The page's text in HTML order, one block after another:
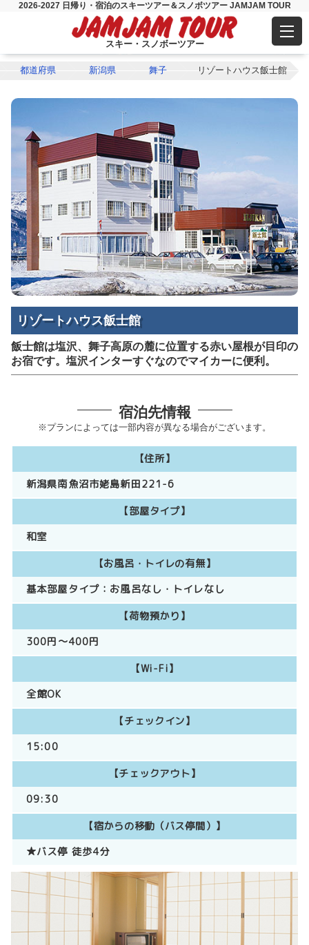
2026-2027 日帰り・宿泊のスキーツアー＆スノボツアー JAMJAM TOUR
スキー・スノボーツアー
都道府県 新潟県 舞子 リゾートハウス飯士館
リゾートハウス飯士館
飯士館は塩沢、舞子高原の麓に位置する赤い屋根が目印の
お宿です。塩沢インターすぐなのでマイカーに便利。
宿泊先情報
※プランによっては一部内容が異なる場合がございます。
【住所】
新潟県南魚沼市姥島新田221-6
【部屋タイプ】
和室
【お風呂・トイレの有無】
基本部屋タイプ： お風呂なし
トイレなし
【荷物預かり】
300円～400円
【Wi-Fi】
全館OK
【チェックイン】
15:00
【チェックアウト】
09:30
【宿からの移動（バス停間）】
★バス停 徒歩4分